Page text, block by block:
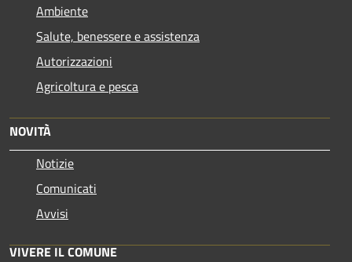
Ambiente
Salute, benessere e assistenza
Autorizzazioni
Agricoltura e pesca
NOVITÀ
Notizie
Comunicati
Avvisi
VIVERE IL COMUNE